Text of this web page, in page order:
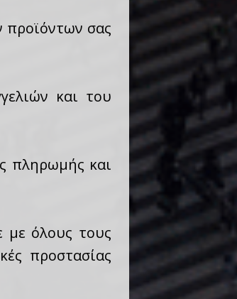
προϊόντων σας
και του
πληρωμής και
με όλους τους
προστασίας